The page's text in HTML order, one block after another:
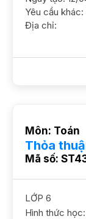
Địa chỉ:
Môn: Toán
Thỏa
Mã số:
LỚP 6
Hình thức